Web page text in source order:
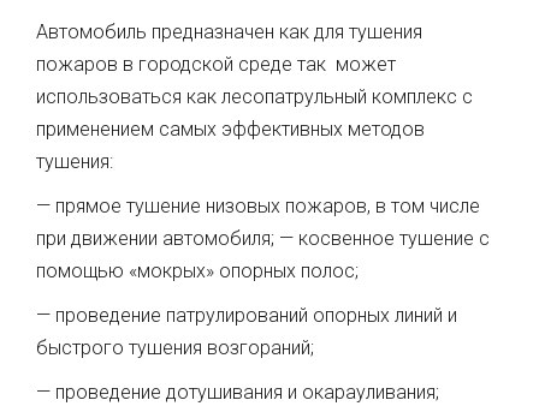
Автомобиль предназначен как для тушения
пожаров в городской среде так может
использоваться как лесопатрульный комплекс с
применением самых эффективных методов
тушения:
— прямое тушение низовых пожаров, в том числе
при движении автомобиля; — косвенное тушение с
помощью «мокрых» опорных полос;
— проведение патрулирований опорных линий и
быстрого тушения возгораний;
— проведение дотушивания и окарауливания;